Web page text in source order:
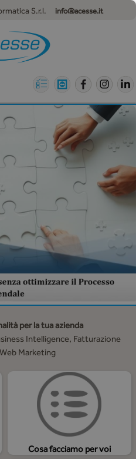
S.r.l. info@acesse.it
per la tua azienda
Intelligence, Fatturazione
Marketing
Cosa facciamo per voi